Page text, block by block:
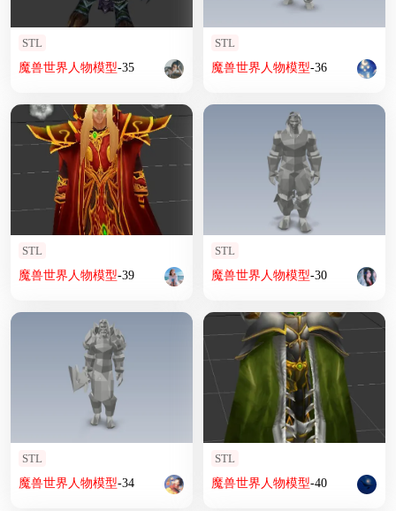
STL
魔兽世界人物模型-35
STL
魔兽世界人物模型-36
STL
魔兽世界 人物模型-39
STL
魔兽世界 人物模型-30
STL
魔兽世界 人物模型-34
STL
魔兽世界 人物模型-40